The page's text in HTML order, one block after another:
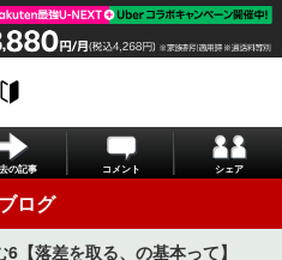
の記事 コメント シェア
ログ
【落差を取る、の基本って】